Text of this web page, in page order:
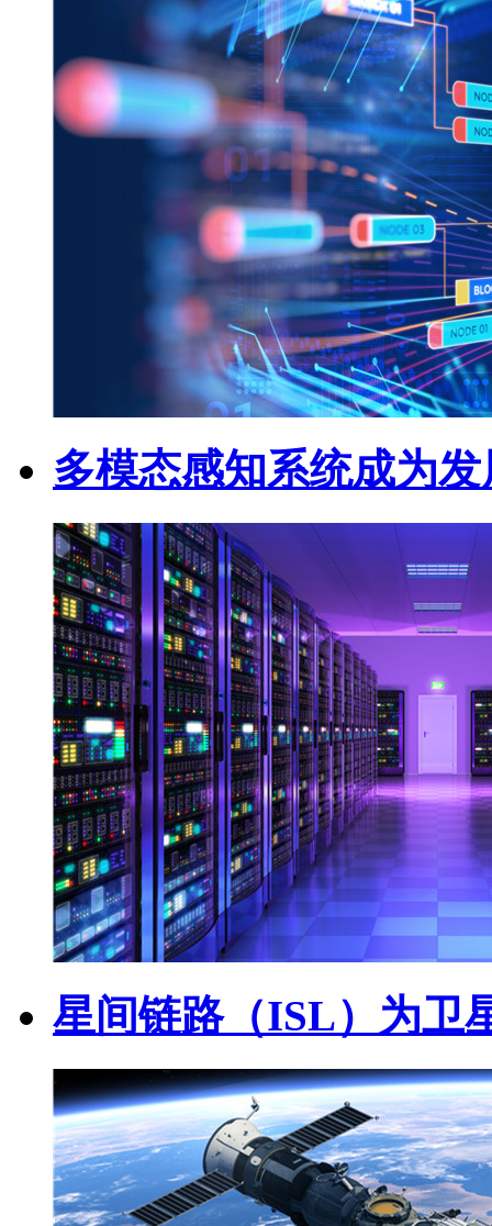
多模态感知系统成为
星间链路（ISL）为卫